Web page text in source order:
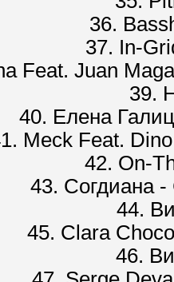
36.
37. In-
Feat. Juan
39.
40. Елена
Meck Feat.
42. On-
43. Согдиана
44.
45. Clara
46.